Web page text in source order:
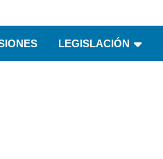
LEGISLACIÓN